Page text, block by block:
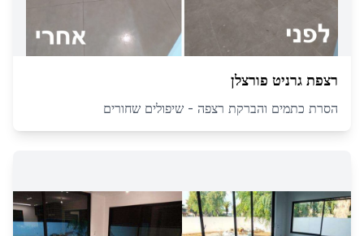
רצפת גרניט פורצלן
הסרת כתמים והברקת רצפה - שיפולים שחורים